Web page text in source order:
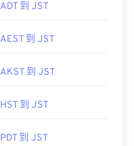
ADT 到 JST
AEST 到 JST
AKST 到 JST
HST 到 JST
PDT 到 JST